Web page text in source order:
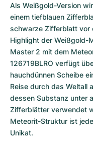
Als Weißgold-Version
einem tiefblauen
schwarze Zifferblatt vor
Highlight der Weißgold-
Master 2 mit dem
126719BLRO verfügt
hauchdünnen Scheibe
Reise durch das Weltall
dessen Substanz unter
Zifferblätter verwendet
Meteorit-Struktur ist
Unikat.